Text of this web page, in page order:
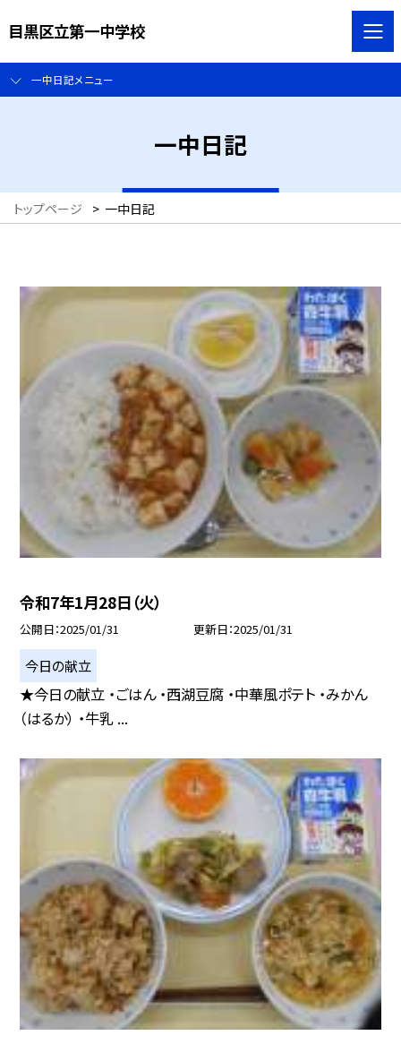
目黒区立第一中学校
一中日記メニュー
一中日記
トップページ > 一中日記
令和7年1月28日（火）
公開日 2025/01/31 更新日 2025/01/31
今日の献立
★今日の献立 ・ごはん ・西湖豆腐 ・中華風ポテト ・みかん
（はるか） ・牛乳 ...